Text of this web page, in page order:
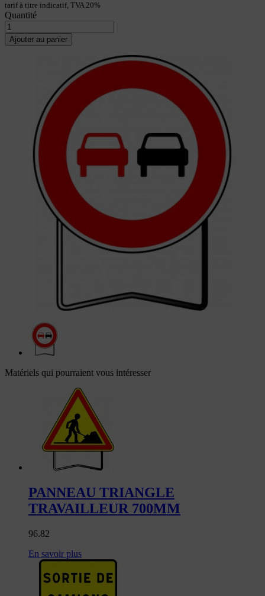
tarif à titre indicatif, TVA 20%
Quantité
Ajouter au panier
Matériels qui pourraient vous intéresser
PANNEAU TRIANGLE
TRAVAILLEUR 700MM
96.82
En savoir plus